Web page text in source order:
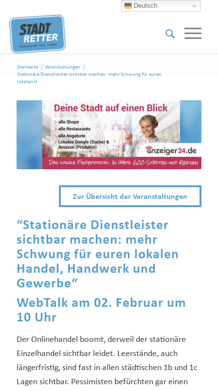
Startseite / Veranstaltungen
/
Stationäre Dienstleister sichtbar machen: mehr Schwung für euren
lokalen H...
Zur Übersicht der Veranstaltungen
“Stationäre Dienstleister
sichtbar machen: mehr
Schwung für euren lokalen
Handel, Handwerk und
Gewerbe“
WebTalk am 02. Februar um
10 Uhr
Der Onlinehandel boomt, derweil der stationäre
Einzelhandel sichtbar leidet. Leerstände, auch
längerfristig, sind fast in allen städtischen 1b und 1c
Lagen sichtbar. Pessimisten befürchten gar einen
Deutsch